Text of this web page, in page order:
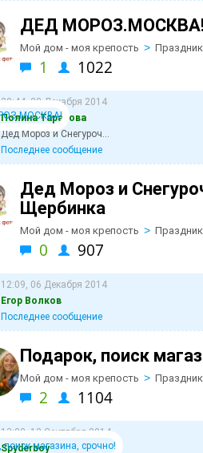
ДЕД
Мой дом - моя крепость >
1 1022
20:44, 28 Декабря 2014
Полина Тарасова
Дед Мороз и Снегуроч...
Последнее сообщение
Дед Мороз и
Щербинка
Мой дом - моя крепость >
0 907
12:09, 06 Декабря 2014
Егор Волков
Последнее сообщение
Подарок, поиск
Мой дом - моя крепость >
2 1104
13:02, 12 Сентября 2014
Spyderboy